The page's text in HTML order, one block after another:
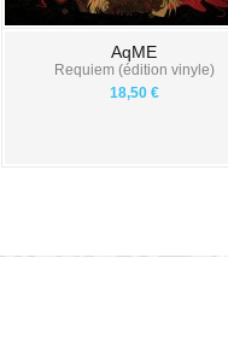
AqME
Requiem (édition vinyle)
18,50 €